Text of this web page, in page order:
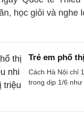
học giỏi và nghe
Trẻ em phố
Cách Hà Nội chỉ
trong dịp 1/6 như